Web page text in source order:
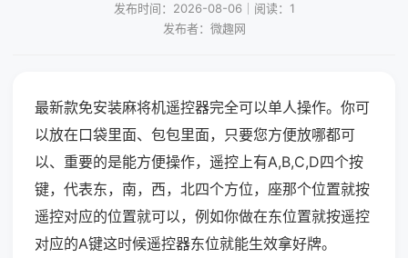
发布时间：2026-08-06｜阅读：1
发布者：微趣网
最新款免安装麻将机遥控器完全可以单人操作。你可
以放在口袋里面、包包里面，只要您方便放哪都可
以、重要的是能方便操作，遥控上有A,B,C,D四个按
键，代表东，南，西，北四个方位，座那个位置就按
遥控对应的位置就可以，例如你做在东位置就按遥控
对应的A键这时候遥控器东位就能生效拿好牌。